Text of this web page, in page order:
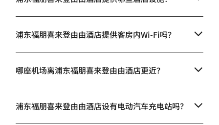
浦东福朋喜来登由由酒店提供客房内Wi-Fi吗？
哪座机场离浦东福朋喜来登由由酒店更近？
浦东福朋喜来登由由酒店设有电动汽车充电站吗？